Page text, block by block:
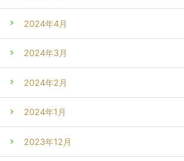
2024年4月
2024年3月
2024年2月
2024年1月
2023年12月